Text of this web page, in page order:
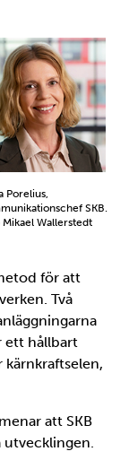
Porelius,
SKB.
Mikael Wallerstedt
för att
Två
ett hållbart
att SKB